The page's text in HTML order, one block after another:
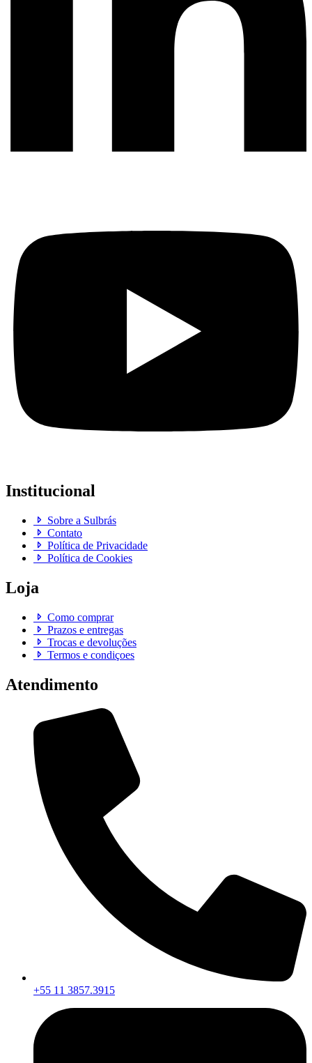
Institucional
Sobre a Sulbrás
Contato
Política de Privacidade
Política de Cookies
Loja
Como comprar
Prazos e entregas
Trocas e devoluções
Termos e condiçoes
Atendimento
+55 11 3857.3915